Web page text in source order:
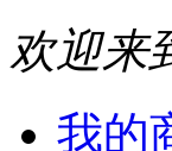
欢迎来
我的